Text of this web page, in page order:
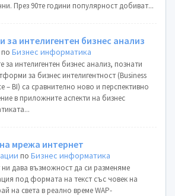
През 90те години популярност добиват...
за интелигентен бизнес анализ
поБизнес информатика
за интелигентен бизнес анализ, познати
за бизнес интелигентност (Business
– BI) са сравнително ново и перспективно
в приложните аспекти на бизнес
мрежа интернет
поБизнес информатика
ни дава възможност да си разменяме
под формата на текст със човек на
на света в реално време WAP-